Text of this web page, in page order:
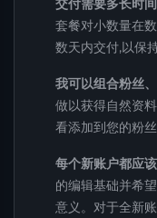
套餐对小数量在
数天内交付,以保
我可以组合粉丝
做以获得自然资
看添加到您的粉
每个新账户都应
的编辑基础并希
意义。对于全新